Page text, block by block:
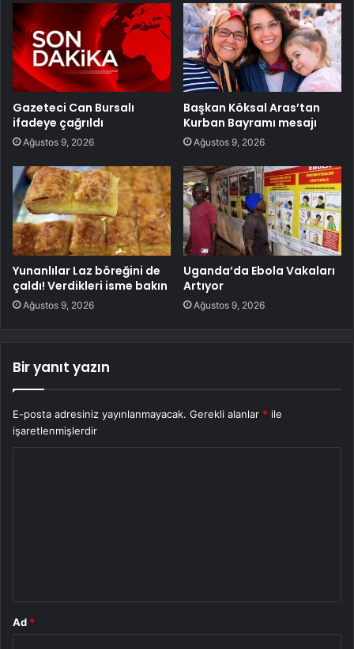
Gazeteci Can Bursalı
ifadeye çağrıldı
Ağustos 9, 2026
Başkan Köksal Aras’tan
Kurban Bayramı mesajı
Ağustos 9, 2026
Yunanlılar Laz böreğini de
çaldı! Verdikleri isme bakın
Ağustos 9, 2026
Uganda’da Ebola Vakaları
Artıyor
Ağustos 9, 2026
Bir yanıt yazın
E-posta adresiniz yayınlanmayacak. Gerekli alanlar * ile
işaretlenmişlerdir
Ad *